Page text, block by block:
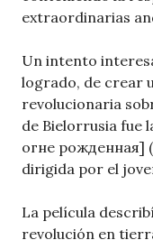
extraordinarias
Un intento
logrado, de crear
revolucionaria
de Bielorrusia fue
огне рожденная]
dirigida por el
La película
revolución en